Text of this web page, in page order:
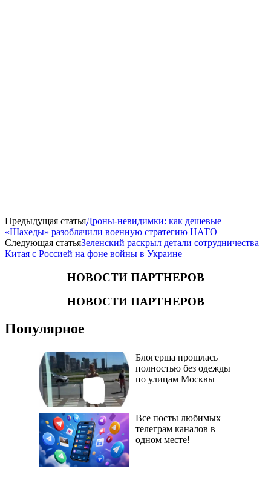
Предыдущая статьяДроны-невидимки: как дешевые
«Шахеды» разоблачили военную стратегию НАТО
Следующая статьяЗеленский раскрыл детали сотрудничества
Китая с Россией на фоне войны в Украине
НОВОСТИ ПАРТНЕРОВ
НОВОСТИ ПАРТНЕРОВ
Популярное
Блогерша прошлась
полностью без одежды
по улицам Москвы
Все посты любимых
телеграм каналов в
одном месте!